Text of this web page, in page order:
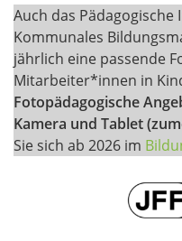
Auch das
Kommunales
jährlich eine passende
Mitarbeiter*innen in
Fotopädagogische
Kamera und Tablet
Sie sich ab 2026 im